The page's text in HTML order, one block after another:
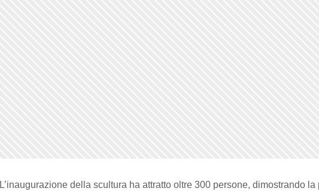
L’inaugurazione della scultura ha attratto oltre 300 persone, dimostrando